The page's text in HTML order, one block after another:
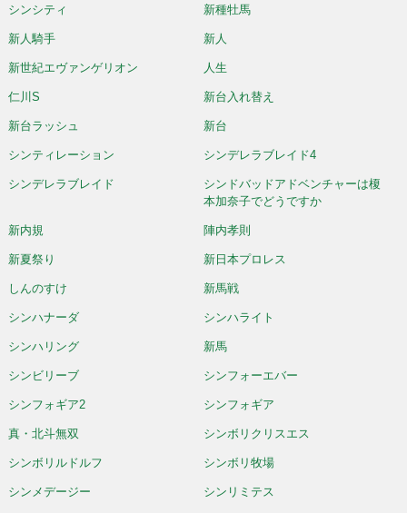
シンシティ 新種牡馬
新人騎手 新人
新世紀エヴァンゲリオン 人生
仁川S 新台入れ替え
新台ラッシュ 新台
シンティレーション シンデレラブレイド4
シンデレラブレイド
シンドバッドアドベンチャーは榎
本加奈子でどうですか
新内規 陣内孝則
新夏祭り 新日本プロレス
しんのすけ 新馬戦
シンハナーダ シンハライト
シンハリング 新馬
シンビリーブ シンフォーエバー
シンフォギア2 シンフォギア
真・北斗無双 シンボリクリスエス
シンボリルドルフ シンボリ牧場
シンメデージー シンリミテス